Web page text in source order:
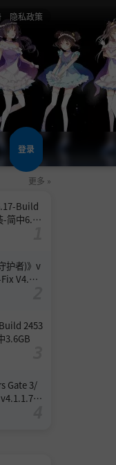
隐私政策
登录
更多 »
Build
-简中6.6
护者)》v
V4.联
2453
3.6GB
Gate 3/
官中免安